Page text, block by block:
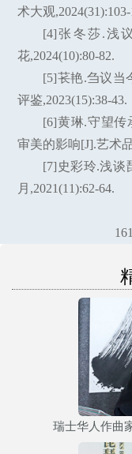
术大观,2024(31):103-
[4]张冬莎.浅
花,2024(10):80-82.
[5]苌艳.刍议当
评鉴,2023(15):38-43.
[6]黄琳.守望
审美的影响[J].艺术
[7]史彩玲.浅谈
月,2021(11):62-64.
瑞士华人作曲